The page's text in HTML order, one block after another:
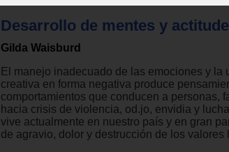
Desarrollo de mentes y
Gilda Waisburd
El manejo inadecuado de las emociones y la
creativa en forma negativa produce
comportamientos que conducen a personas,
hacia crisis de violencia, od.jo, envidia y
vive actualmente en nuestro país y en gran
de agravio, dolor y destrucción de los valores